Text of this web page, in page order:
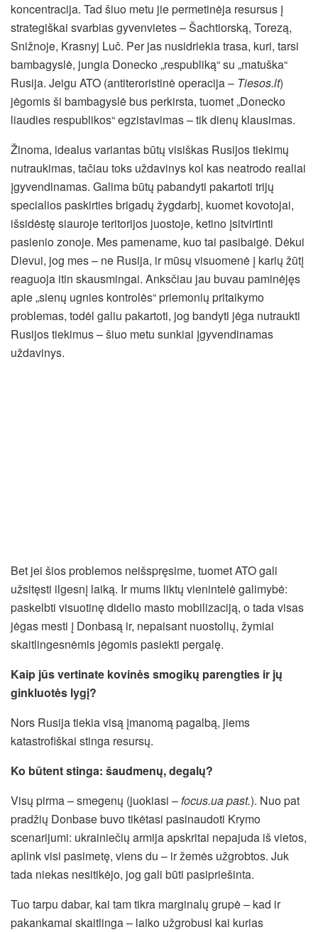
koncentracija. Tad šiuo metu jie permetinėja resursus į
strategiškai svarbias gyvenvietes – Šachtiorską, Torezą,
Snižnoje, Krasnyj Luč. Per jas nusidriekia trasa, kuri, tarsi
bambagyslė, jungia Donecko „respubliką“ su „matuška“
Rusija. Jeigu ATO (antiteroristinė operacija – Tiesos.lt)
jėgomis ši bambagyslė bus perkirsta, tuomet „Donecko
liaudies respublikos“ egzistavimas – tik dienų klausimas.
Žinoma, idealus variantas būtų visiškas Rusijos tiekimų
nutraukimas, tačiau toks uždavinys kol kas neatrodo realiai
įgyvendinamas. Galima būtų pabandyti pakartoti trijų
specialios paskirties brigadų žygdarbį, kuomet kovotojai,
išsidėstę siauroje teritorijos juostoje, ketino įsitvirtinti
pasienio zonoje. Mes pamename, kuo tai pasibaigė. Dėkui
Dievui, jog mes – ne Rusija, ir mūsų visuomenė į karių žūtį
reaguoja itin skausmingai. Anksčiau jau buvau paminėjęs
apie „sienų ugnies kontrolės“ priemonių pritaikymo
problemas, todėl galiu pakartoti, jog bandyti jėga nutraukti
Rusijos tiekimus – šiuo metu sunkiai įgyvendinamas
uždavinys.
Bet jei šios problemos neišspręsime, tuomet ATO gali
užsitęsti ilgesnį laiką. Ir mums liktų vienintelė galimybė:
paskelbti visuotinę didelio masto mobilizaciją, o tada visas
jėgas mesti į Donbasą ir, nepaisant nuostolių, žymiai
skaitlingesnėmis jėgomis pasiekti pergalę.
Kaip jūs vertinate kovinės smogikų parengties ir jų
ginkluotės lygį?
Nors Rusija tiekia visą įmanomą pagalbą, jiems
katastrofiškai stinga resursų.
Ko būtent stinga: šaudmenų, degalų?
Visų pirma – smegenų (juokiasi –focus.ua past.). Nuo pat
pradžių Donbase buvo tikėtasi pasinaudoti Krymo
scenarijumi: ukrainiečių armija apskritai nepajuda iš vietos,
aplink visi pasimetę, viens du – ir žemės užgrobtos. Juk
tada niekas nesitikėjo, jog gali būti pasipriešinta.
Tuo tarpu dabar, kai tam tikra marginalų grupė – kad ir
pakankamai skaitlinga – laiko užgrobusi kai kurias